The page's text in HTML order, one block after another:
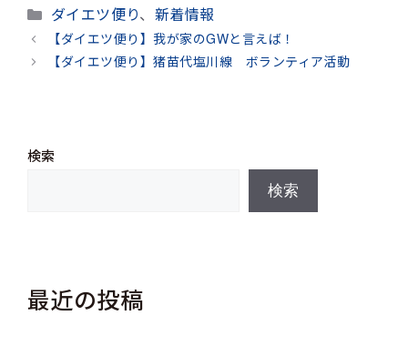
カ
テ
ゴ
ダイエツ便り、 新着情報
【ダイエツ便り】我が家のGWと言えば！
【ダイエツ便り】猪苗代塩川線 ボランティア活動
検索
検索
最近の投稿